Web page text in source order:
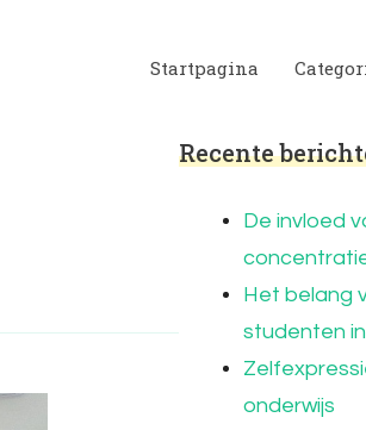
Startpagina
Recente
De invloed
Het belang
studenten
onderwijs